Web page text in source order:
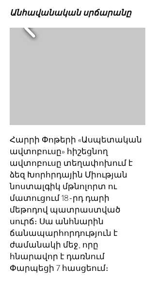
Անհավանական սրճարանը
Հարրի Փոթերի «Ասպետական
ավտոբուսը» հիշեցնող
ավտոբուսը տեղափոխում է
ձեզ Խորհրդային Միության
նոստալգիկ մթնոլորտ ու
մատուցում 18-րդ դարի
մեթոդով պատրաստված
սուրճ։ Սա անհնարին
ճանապարհորդություն է
ժամանակի մեջ, որը
հնարավոր է դառնում
Փարպեցի 7 հասցեում։